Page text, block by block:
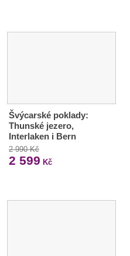
Švýcarské poklady:
Thunské jezero,
Interlaken i Bern
2 990 Kč
2 599 Kč